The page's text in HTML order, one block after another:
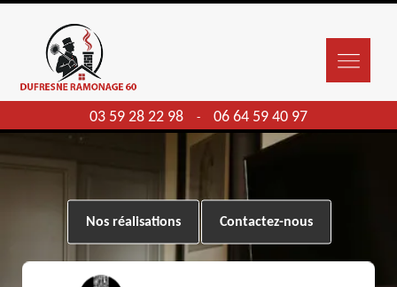
03 59 28 22 98 - 06 64 59 40 97
Nos réalisations Contactez-nous